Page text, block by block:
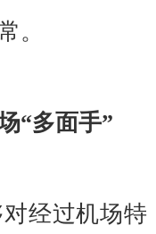
。
“多面手”
经过机场特